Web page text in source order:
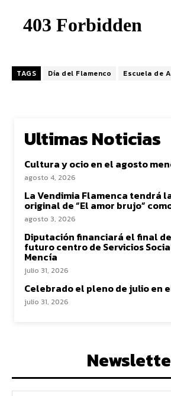
TAGS Día del Flamenco Escuela de
Ultimas Noticias
Cultura y ocio en el agosto
agosto 4, 2026
La Vendimia Flamenca tendrá
original de “El amor brujo”
agosto 3, 2026
Diputación financiará el final
futuro centro de Servicios
Mencía
julio 31, 2026
Celebrado el pleno de julio en
julio 31, 2026